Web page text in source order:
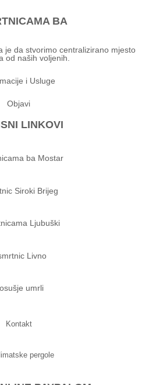
BA
je da stvorimo centralizirano mjesto
od naših voljenih.
i Usluge
Objavi
LINKOVI
ba Mostar
Siroki Brijeg
Ljubuški
Livno
umrli
Kontakt
pergole